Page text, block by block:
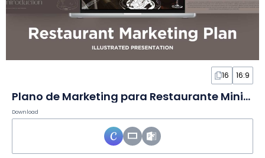
16 16:9
Plano de Marketing para Restaurante Minimalista em Slides
Download